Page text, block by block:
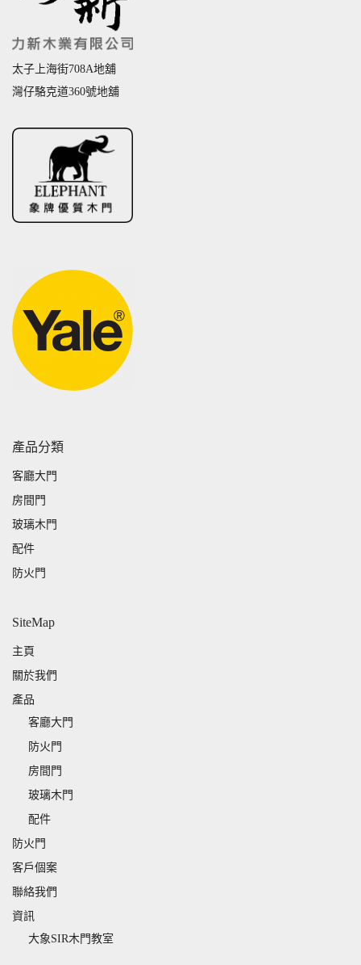
太子上海街708A地舖
灣仔駱克道360號地舖
產品分類
客廳大門
房間門
玻璃木門
配件
防火門
SiteMap
主頁
關於我們
產品
客廳大門
防火門
房間門
玻璃木門
配件
防火門
客戶個案
聯絡我們
資訊
大象SIR木門教室